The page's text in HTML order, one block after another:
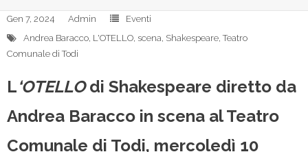
Gen 7, 2024 Admin
Eventi
Andrea Baracco, L'OTELLO, scena, Shakespeare,Teatro
Comunale di Todi
L‘OTELLOdi Shakespeare diretto da
Andrea Baracco in scena al Teatro
Comunale di Todi, mercoledì 10